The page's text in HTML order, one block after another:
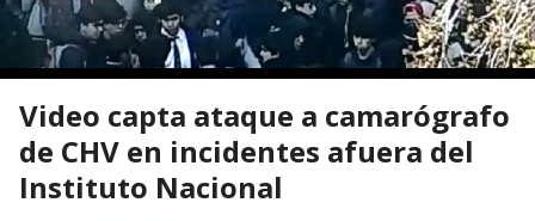
Video capta ataque a camarógrafo
de CHV en incidentes afuera del
Instituto Nacional